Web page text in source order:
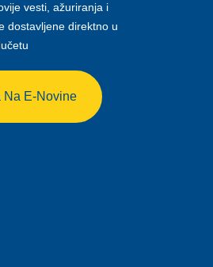
vesti, ažuriranja i
dostavljene direktno u
E-Novine